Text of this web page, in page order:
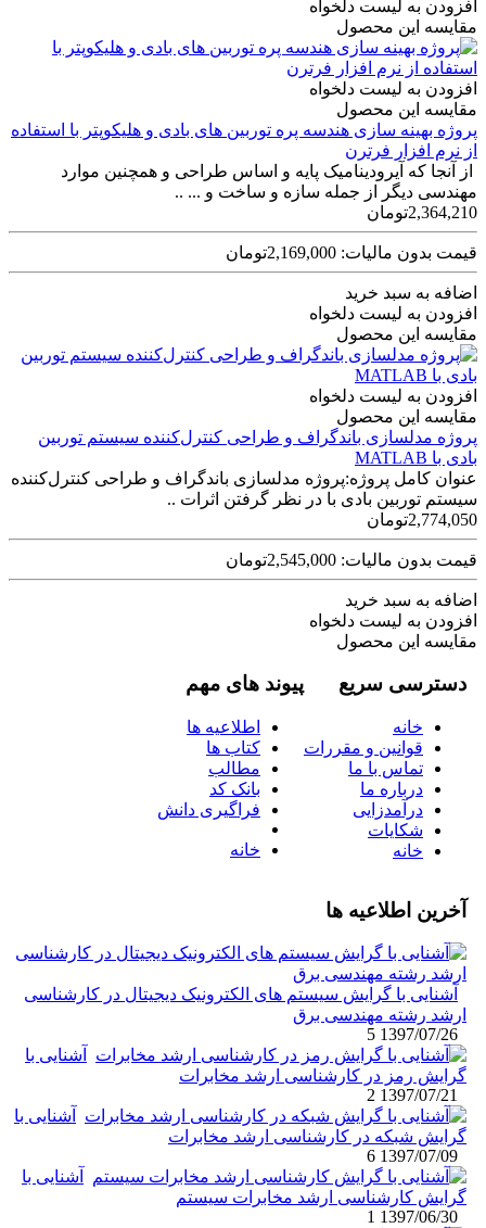
افزودن به لیست دلخواه
مقایسه این محصول
افزودن به لیست دلخواه
مقایسه این محصول
پروژه بهینه سازی هندسه پره توربین های بادی و هلیکوپتر با استفاده
از نرم افزار فرترن
از آنجا که آیرودینامیک پایه و اساس طراحی و همچنین موارد
مهندسی دیگر از جمله سازه و ساخت و ... ..
2,364,210تومان
قیمت بدون مالیات: 2,169,000تومان
اضافه به سبد خرید
افزودن به لیست دلخواه
مقایسه این محصول
افزودن به لیست دلخواه
مقایسه این محصول
پروژه مدلسازی باندگراف و طراحی کنترل‌کننده سیستم توربین
بادی با MATLAB
عنوان کامل پروژه:پروژه مدلسازی باندگراف و طراحی کنترل‌کننده
سیستم توربین بادی با در نظر گرفتن اثرات ..
2,774,050تومان
قیمت بدون مالیات: 2,545,000تومان
اضافه به سبد خرید
افزودن به لیست دلخواه
مقایسه این محصول
دسترسی سریع
خانه
قوانین و مقررات
تماس با ما
درباره ما
درآمدزایی
شکایات
خانه
پیوند های مهم
اطلاعیه ها
کتاب ها
مطالب
بانک کد
فراگیری دانش
خانه
آخرین اطلاعیه ها
آشنایی با گرایش سیستم های الکترونیک دیجیتال در کارشناسی
ارشد رشته مهندسی برق
1397/07/26
5
آشنایی با
گرایش رمز در کارشناسی ارشد مخابرات
1397/07/21
2
آشنایی با
گرایش شبکه در کارشناسی ارشد مخابرات
1397/07/09
6
آشنایی با
گرایش کارشناسی ارشد مخابرات سیستم
1397/06/30
1